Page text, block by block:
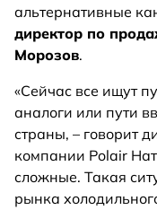
альтернативные
директор по
Морозов.
«Сейчас все ищут
аналоги или пути
страны, – говорит
компании Polair
сложные. Такая
рынка